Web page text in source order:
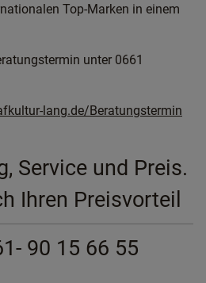
Top-Marken in einem
unter 0661
lang.de/Beratungstermin
Service und Preis.
Ihren Preisvorteil
90 15 66 55